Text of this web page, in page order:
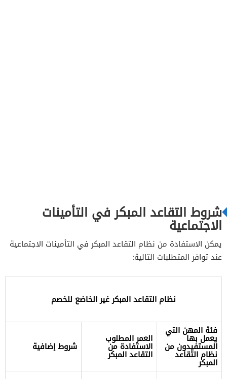
شروط التقاعد المبكر في التأمينات
الاجتماعية
يمكن الاستفادة من نظام التقاعد المبكر في التأمينات الاجتماعية
عند توافر المتطلبات التالية:
نظام التقاعد المبكر غير الخاضع للخصم
فئة المهن التي
يعمل بها
المستفيدون من
نظام التقاعد
المبكر
العمر المطلوب
الاستفادة من
التقاعد المبكر
شروط إضافية